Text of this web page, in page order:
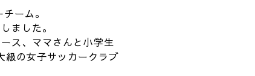
ーム。
ました。
ス、ママさんと小学生
級の女子サッカークラブ